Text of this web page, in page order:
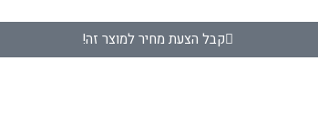
קבל הצעת מחיר למוצר זה!